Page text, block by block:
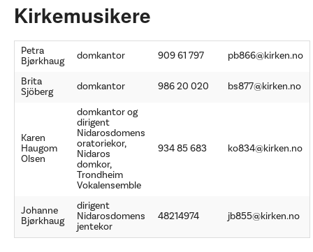
Kirkemusikere
Petra
Bjørkhaug
domkantor 909 61 797 pb866@kirken.no
Brita
Sjöberg
domkantor 986 20 020 bs877@kirken.no
Karen
Haugom
Olsen
domkantor og
dirigent
Nidarosdomens
oratoriekor,
Nidaros
domkor,
Trondheim
Vokalensemble
934 85 683 ko834@kirken.no
Johanne
Bjørkhaug
dirigent
Nidarosdomens
jentekor
48214974 jb855@kirken.no